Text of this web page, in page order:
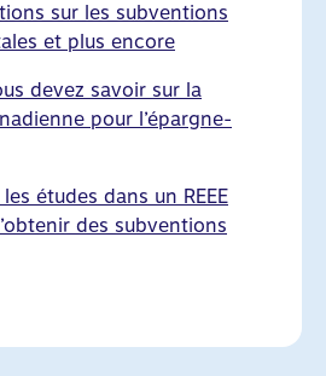
sur les subventions
et plus encore
devez savoir sur la
pour l’épargne-
études dans un REEE
des subventions